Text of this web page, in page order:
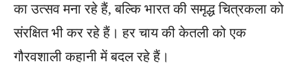
का उत्सव मना रहे हैं, बल्कि भारत की समृद्ध चित्रकला को
संरक्षित भी कर रहे हैं। हर चाय की केतली को एक
गौरवशाली कहानी में बदल रहे हैं।